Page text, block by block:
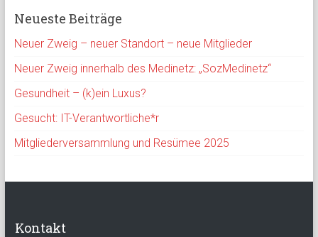
Neueste Beiträge
Neuer Zweig – neuer Standort – neue Mitglieder
Neuer Zweig innerhalb des Medinetz: „SozMedinetz“
Gesundheit – (k)ein Luxus?
Gesucht: IT-Verantwortliche*r
Mitgliederversammlung und Resümee 2025
Kontakt